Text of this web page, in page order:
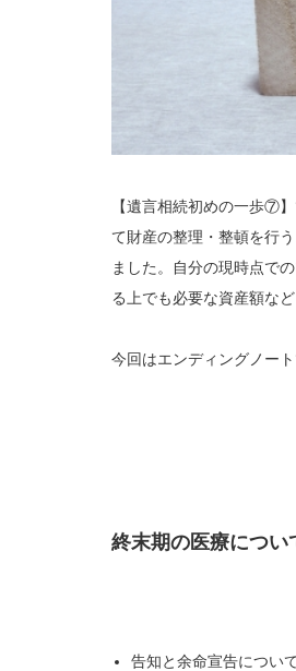
【遺言相続初めの一歩⑦
て財産の整理・整頓を行
ました。自分の現時点で
る上でも必要な資産額な
今回はエンディングノー
終末期の医療につい
告知と余命宣告につい